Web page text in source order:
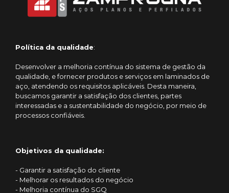
Política da qualidade:
Desenvolver a melhoria contínua do sistema de gestão da
qualidade, e fornecer produtos e serviços em laminados de
aço, atendendo os requisitos aplicáveis. Desta maneira,
buscamos garantir a satisfação dos clientes, partes
interessadas e a sustentabilidade do negócio, por meio de
processos confiáveis.
Objetivos da qualidade:
- Garantir a satisfação do cliente
- Melhorar os resultados do negócio
- Melhoria contínua do SGQ